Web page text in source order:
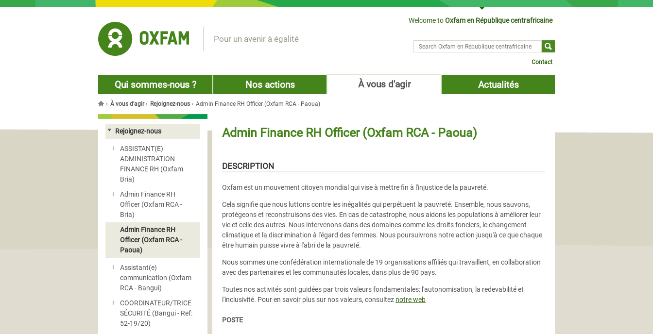
Welcome toOxfam en République centrafricaine
Pour un avenir à égalité
Search
Contact
Qui sommes-nous ? Nos actions À vous d'agir Actualités
You are here
› À vous d'agir› Rejoignez-nous › Admin Finance RH Officer (Oxfam RCA - Paoua)
Admin Finance RH Officer (Oxfam RCA - Paoua)
DESCRIPTION
Oxfam est un mouvement citoyen mondial qui vise à mettre fin à l'injustice de la pauvreté.
Cela signifie que nous luttons contre les inégalités qui perpétuent la pauvreté. Ensemble, nous sauvons,
protégeons et reconstruisons des vies. En cas de catastrophe, nous aidons les populations à améliorer leur
vie et celle des autres. Nous intervenons dans des domaines comme les droits fonciers, le changement
climatique et la discrimination à l'égard des femmes. Nous poursuivrons notre action jusqu'à ce que chaque
être humain puisse vivre à l'abri de la pauvreté.
Nous sommes une confédération internationale de 19 organisations affiliés qui travaillent, en collaboration
avec des partenaires et les communautés locales, dans plus de 90 pays.
Toutes nos activités sont guidées par trois valeurs fondamentales: l'autonomisation, la redevabilité et
l'inclusivité. Pour en savoir plus sur nos valeurs, consultez notre web
POSTE
Rejoignez-nous
ASSISTANT(E)
ADMINISTRATION
FINANCE RH (Oxfam
Bria)
Admin Finance RH
Officer (Oxfam RCA -
Bria)
Admin Finance RH
Officer (Oxfam RCA -
Paoua)
Assistant(e)
communication (Oxfam
RCA - Bangui)
COORDINATEUR/TRICE
SÉCURITÉ (Bangui - Ref:
52-19/20)